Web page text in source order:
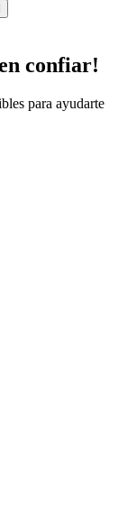
confiar!
para ayudarte